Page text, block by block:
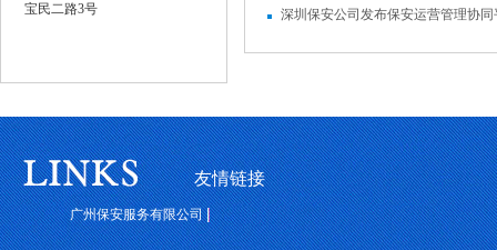
宝民二路3号
深圳保安公司发布保安运营管理协同
友情链接
广州保安服务有限公司